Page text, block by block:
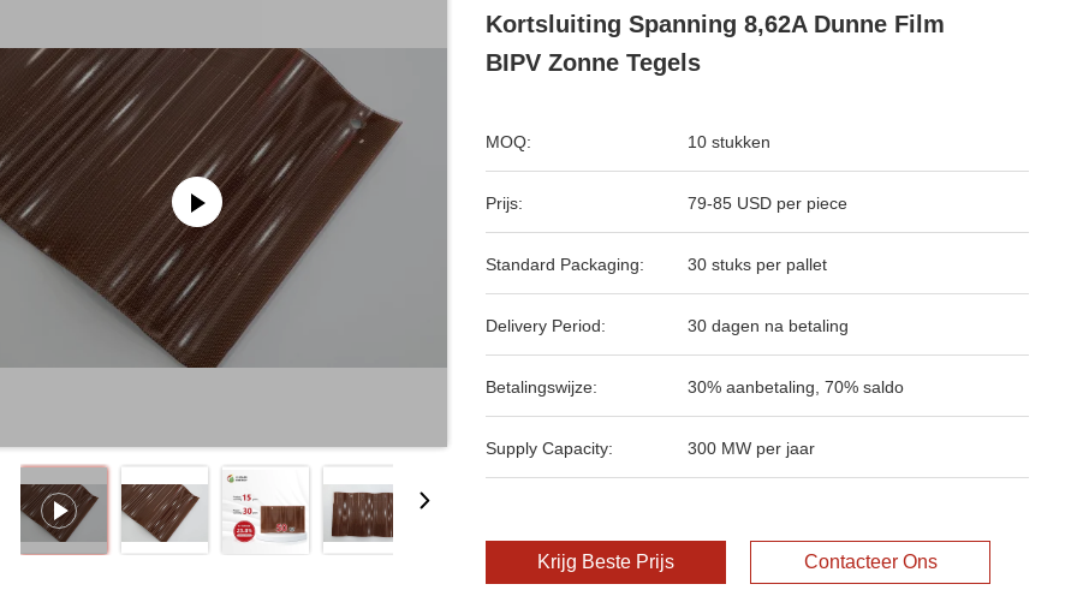
Kortsluiting Spanning 8,62A Dunne Film
BIPV Zonne Tegels
MOQ: 10 stukken
Prijs: 79-85 USD per piece
Standard Packaging: 30 stuks per pallet
Delivery Period: 30 dagen na betaling
Betalingswijze: 30% aanbetaling, 70% saldo
Supply Capacity: 300 MW per jaar
Krijg Beste Prijs Contacteer Ons